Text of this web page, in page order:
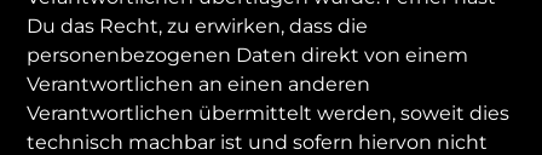
Du das Recht, zu erwirken, dass die
personenbezogenen Daten direkt von einem
Verantwortlichen an einen anderen
Verantwortlichen übermittelt werden, soweit dies
technisch machbar ist und sofern hiervon nicht